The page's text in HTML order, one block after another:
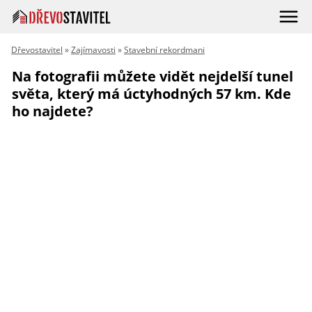
Dřevostavitel »Zajímavosti »Stavební rekordmani
Na fotografii můžete vidět nejdelší tunel
světa, který má úctyhodných 57 km. Kde
ho najdete?